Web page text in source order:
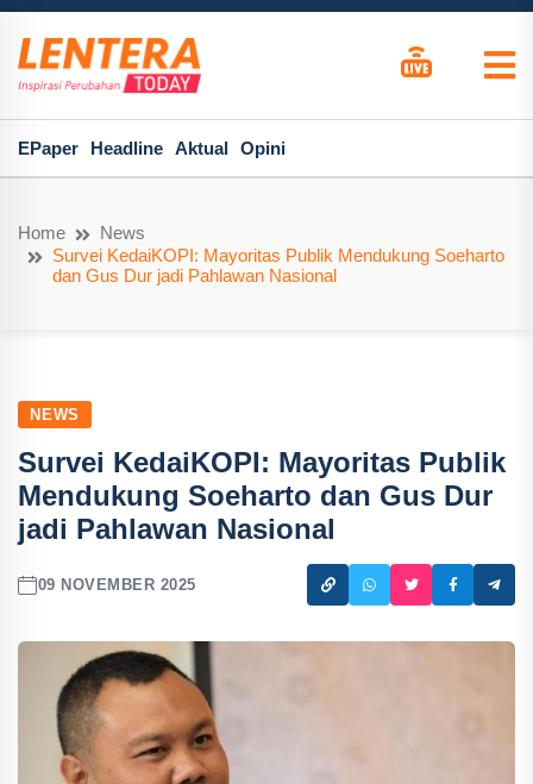
EPaper Headline Aktual Opini
Home
News
Survei KedaiKOPI: Mayoritas Publik Mendukung Soeharto
dan Gus Dur jadi Pahlawan Nasional
NEWS
Survei KedaiKOPI: Mayoritas Publik
Mendukung Soeharto dan Gus Dur
jadi Pahlawan Nasional
09 NOVEMBER 2025